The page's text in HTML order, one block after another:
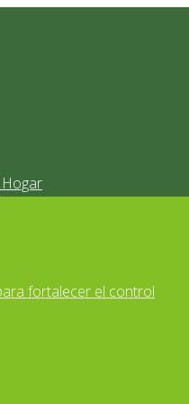
fortalecer el control